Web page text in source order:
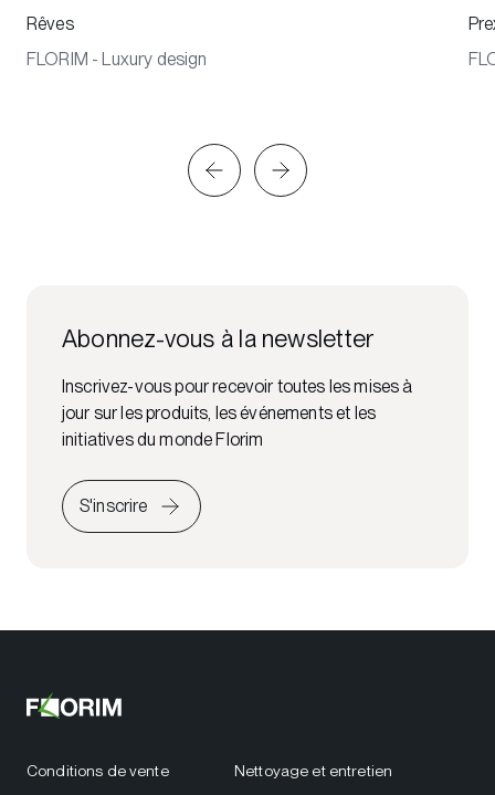
Rêves
FLORIM - Luxury design
Abonnez-vous à la newsletter
Inscrivez-vous pour recevoir toutes les mises à
jour sur les produits, les événements et les
initiatives du monde Florim
S'inscrire
Conditions de vente Nettoyage et entretien